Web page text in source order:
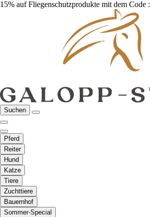
15% auf Fliegenschutzprodukte mit dem Code :
Suchen
Pferd
Reiter
Hund
Katze
Tiere
Zuchttiere
Bauernhof
Sommer-Special